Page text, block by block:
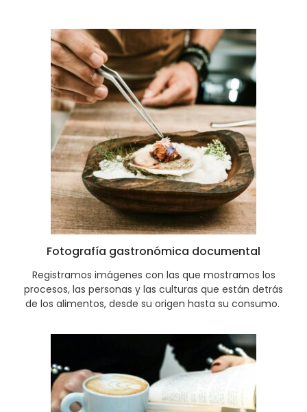
Fotografía gastronómica documental
Registramos imágenes con las que mostramos los
procesos, las personas y las culturas que están detrás
de los alimentos, desde su origen hasta su consumo.